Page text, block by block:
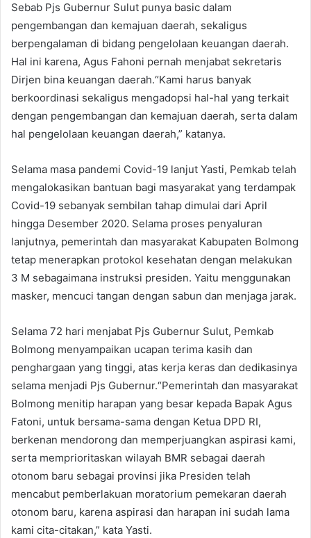
Sebab Pjs Gubernur Sulut punya basic dalam
pengembangan dan kemajuan daerah, sekaligus
berpengalaman di bidang pengelolaan keuangan daerah.
Hal ini karena, Agus Fahoni pernah menjabat sekretaris
Dirjen bina keuangan daerah.“Kami harus banyak
berkoordinasi sekaligus mengadopsi hal-hal yang terkait
dengan pengembangan dan kemajuan daerah, serta dalam
hal pengelolaan keuangan daerah,” katanya.
Selama masa pandemi Covid-19 lanjut Yasti, Pemkab telah
mengalokasikan bantuan bagi masyarakat yang terdampak
Covid-19 sebanyak sembilan tahap dimulai dari April
hingga Desember 2020. Selama proses penyaluran
lanjutnya, pemerintah dan masyarakat Kabupaten Bolmong
tetap menerapkan protokol kesehatan dengan melakukan
3 M sebagaimana instruksi presiden. Yaitu menggunakan
masker, mencuci tangan dengan sabun dan menjaga jarak.
Selama 72 hari menjabat Pjs Gubernur Sulut, Pemkab
Bolmong menyampaikan ucapan terima kasih dan
penghargaan yang tinggi, atas kerja keras dan dedikasinya
selama menjadi Pjs Gubernur.“Pemerintah dan masyarakat
Bolmong menitip harapan yang besar kepada Bapak Agus
Fatoni, untuk bersama-sama dengan Ketua DPD RI,
berkenan mendorong dan memperjuangkan aspirasi kami,
serta memprioritaskan wilayah BMR sebagai daerah
otonom baru sebagai provinsi jika Presiden telah
mencabut pemberlakuan moratorium pemekaran daerah
otonom baru, karena aspirasi dan harapan ini sudah lama
kami cita-citakan,” kata Yasti.